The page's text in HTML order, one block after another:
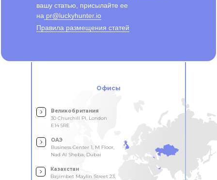
вашу статью, присылайте ее
на pr@luckyhunter.io
Правила размещения статей
Офисы
Великобритания
30 Churchill Pl, London
E14 5RE
ОАЭ
Business Center 1, M Floor,
Nad Al Sheba, Dubai
Казахстан
Bayimbet Maylin Street 23,